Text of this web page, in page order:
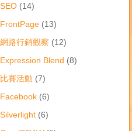
SEO (14)
FrontPage (13)
網路行銷觀察 (12)
Expression Blend (8)
比賽活動 (7)
Facebook (6)
Silverlight (6)